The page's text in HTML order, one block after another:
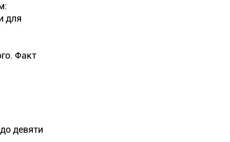
для
Факт
девяти